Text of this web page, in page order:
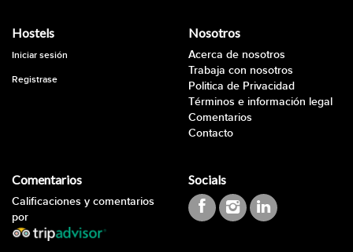
Hostels
Iniciar sesión
Registrase
Nosotros
Acerca de nosotros
Trabaja con nosotros
Politica de Privacidad
Términos e información legal
Comentarios
Contacto
Comentarios
Calificaciones y comentarios
por
Socials